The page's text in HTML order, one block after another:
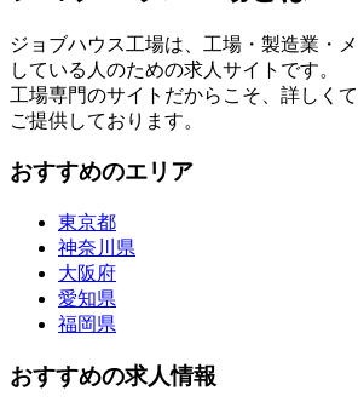
ジョブハウス工場は、工場・製造業・
している人のための求人サイトです。
工場専門のサイトだからこそ、詳しく
ご提供しております。
おすすめのエリア
東京都
神奈川県
大阪府
愛知県
福岡県
おすすめの求人情報